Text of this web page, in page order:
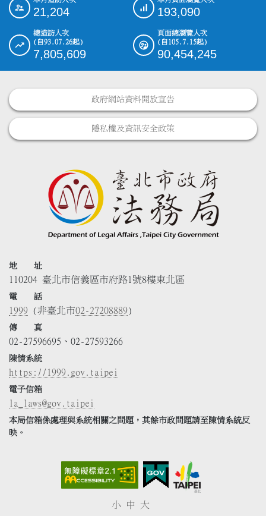
:::
21,204 193,090
總造訪人次
(自93.07.26起)
7,805,609
頁面總瀏覽人次
(自105.7.15起)
90,454,245
政府網站資料開放宣告
隱私權及資訊安全政策
地 址
110204 臺北市信義區市府路1號8樓東北區
電 話
1999 (非臺北市02-27208889)
傳 真
02-27596695、02-27593266
陳情系統
https://1999.gov.taipei
電子信箱
la_laws@gov.taipei
本局信箱係處理與系統相關之問題，其餘市政問題請至陳情系統反
映。
小 中 大